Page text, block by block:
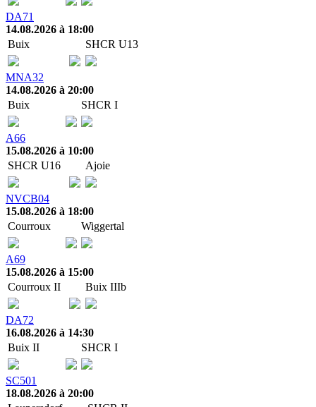
DA71
14.08.2026 à 18:00
Buix
SHCR U13
MNA32
14.08.2026 à 20:00
Buix
SHCR I
A66
15.08.2026 à 10:00
SHCR U16
Ajoie
NVCB04
15.08.2026 à 18:00
Courroux
Wiggertal
A69
15.08.2026 à 15:00
Courroux II
Buix IIIb
DA72
16.08.2026 à 14:30
Buix II
SHCR I
SC501
18.08.2026 à 20:00